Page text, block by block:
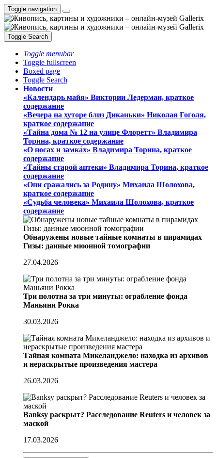
Toggle navigation
Toggle Search
Toggle menubar
Toggle fullscreen
Boxed page
Toggle Search
Новости
«Календарь майя» Виктории Ледерман, краткое
содержание
«Вечера на хуторе близ Диканьки» Николая Гоголя,
краткое содержание
«Тайна дома № 12 на улице Флоретт» Владимира
Торина, краткое содержание
«О носах и замка́х» Владимира Торина, краткое
содержание
«Тайны старой аптеки» Владимира Торина, краткое
содержание
«Они сражались за Родину» Михаила Шолохова,
краткое содержание
«Судьба человека» Михаила Шолохова, краткое
содержание
Обнаружены новые тайные комнаты в пирамидах
Гизы: данные мюонной томографии
27.04.2026
Три полотна за три минуты: ограбление фонда
Маньяни Рокка
30.03.2026
Тайная комната Микеланджело: находка из архивов
и нераскрытые произведения мастера
26.03.2026
Banksy раскрыт? Расследование Reuters и человек за
маской
17.03.2026